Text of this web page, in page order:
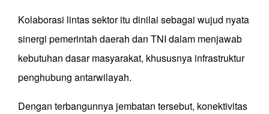
Kolaborasi lintas sektor itu dinilai sebagai wujud nyata
sinergi pemerintah daerah dan TNI dalam menjawab
kebutuhan dasar masyarakat, khususnya infrastruktur
penghubung antarwilayah.
Dengan terbangunnya jembatan tersebut, konektivitas